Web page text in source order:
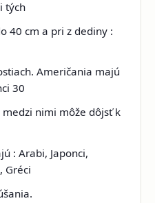
tých
40 cm a pri z dediny :
Američania majú
30
nimi môže dôjsť k
: Arabi, Japonci,
Gréci